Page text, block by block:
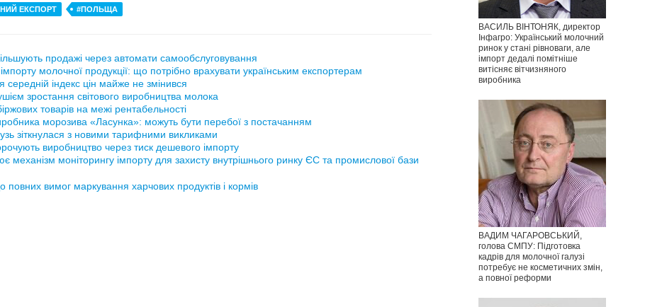
ЕКСПОРТ #ПОЛЬЩА
продажі через автомати самообслуговування
молочної продукції: що потрібно врахувати українським експортерам
індекс цін майже не змінився
зростання світового виробництва молока
товарів на межі рентабельності
морозива «Ласунка»: можуть бути перебої з постачанням
зіткнулася з новими тарифними викликами
виробництво через тиск дешевого імпорту
механізм моніторингу імпорту для захисту внутрішнього ринку ЄС та промислової бази
повних вимог маркування харчових продуктів і кормів
ВАСИЛЬ ВІНТОНЯК, директор
Інфагро: Український молочний
ринок у стані рівноваги, але
імпорт дедалі помітніше
витісняє вітчизняного
виробника
ВАДИМ ЧАГАРОВСЬКИЙ,
голова СМПУ: Підготовка
кадрів для молочної галузі
потребує не косметичних змін,
а повної реформи